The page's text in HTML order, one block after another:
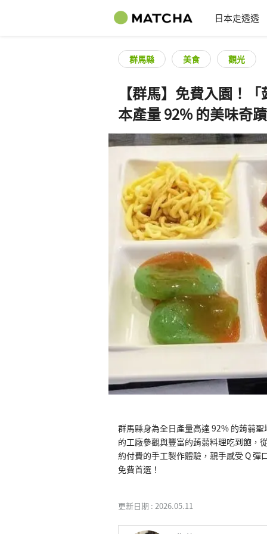
日本走透透
群馬縣 美食 觀光
【群馬】免費入園！
本產量 92% 的美味奇
群馬縣身為全日產量高達 92% 的蒟蒻
的工廠參觀與豐富的蒟蒻料理吃到飽，
約付費的手工製作體驗，親手感受 Q
免費首選！
更新日期 : 2026.05.11